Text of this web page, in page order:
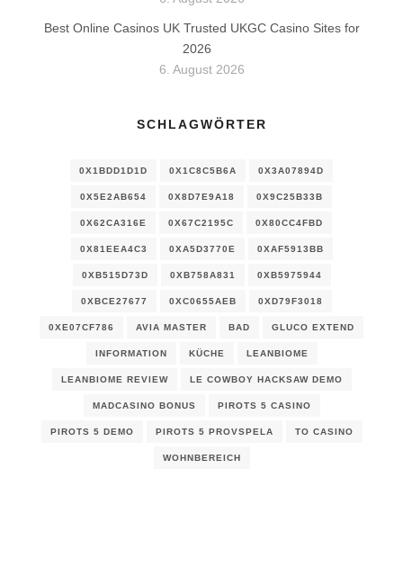
Best Online Casinos UK Trusted UKGC Casino Sites for
2026
6. August 2026
SCHLAGWÖRTER
0X1BDD1D1D 0X1C8C5B6A 0X3A07894D
0X5E2AB654 0X8D7E9A18 0X9C25B33B
0X62CA316E 0X67C2195C 0X80CC4FBD
0X81EEA4C3 0XA5D3770E 0XAF5913BB
0XB515D73D 0XB758A831 0XB5975944
0XBCE27677 0XC0655AEB 0XD79F3018
0XE07CF786 AVIA MASTER BAD GLUCO EXTEND
INFORMATION KÜCHE LEANBIOME
LEANBIOME REVIEW LE COWBOY HACKSAW DEMO
MADCASINO BONUS PIROTS 5 CASINO
PIROTS 5 DEMO PIROTS 5 PROVSPELA TO CASINO
WOHNBEREICH